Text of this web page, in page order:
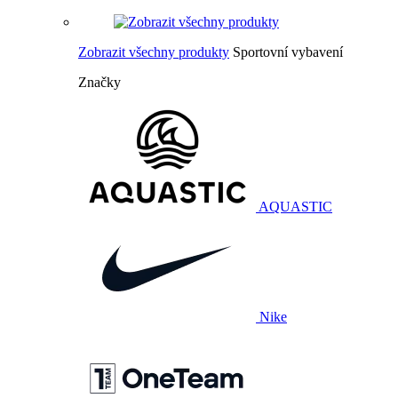
Zobrazit všechny produkty Sportovní vybavení
Značky
AQUASTIC
Nike